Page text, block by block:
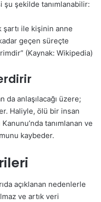
şu şekilde tanımlanabilir:
şartı ile kişinin anne
geçen süreçte
(Kaynak: Wikipedia)
da anlaşılacağı üzere;
Haliyle, ölü bir insan
tanımlanan ve
kaybeder.
açıklanan nedenlerle
ve artık veri